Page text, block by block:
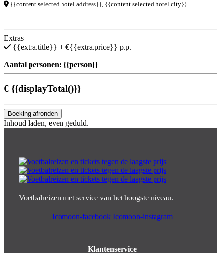
{{content.selected.hotel.address}}, {{content.selected.hotel.city}}
Extras
{{extra.title}} + €{{extra.price}} p.p.
Aantal personen: {{person}}
€ {{displayTotal()}}
Boeking afronden
Inhoud laden, even geduld.
Voetbalreizen met service van het hoogste niveau.
Icomoon-facebook Icomoon-instagram
Klantenservice